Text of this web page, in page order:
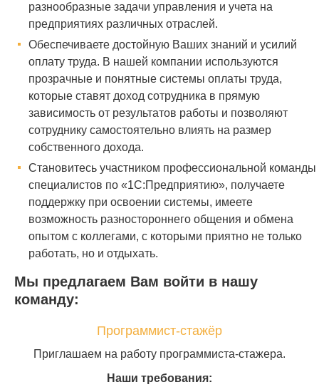
разнообразные задачи управления и учета на
предприятиях различных отраслей.
Обеспечиваете достойную Ваших знаний и усилий
оплату труда. В нашей компании используются
прозрачные и понятные системы оплаты труда,
которые ставят доход сотрудника в прямую
зависимость от результатов работы и позволяют
сотруднику самостоятельно влиять на размер
собственного дохода.
Становитесь участником профессиональной команды
специалистов по «1С:Предприятию», получаете
поддержку при освоении системы, имеете
возможность разностороннего общения и обмена
опытом с коллегами, с которыми приятно не только
работать, но и отдыхать.
Мы предлагаем Вам войти в нашу
команду:
Программист-стажёр
Приглашаем на работу программиста-стажера.
Наши требования: